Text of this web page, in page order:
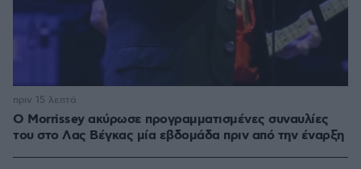
Ο Morrissey ακύρωσε προγραμματισμένες συναυλίες
του στο Λας Βέγκας μία εβδομάδα πριν από την έναρξη
πριν 15 λεπτά